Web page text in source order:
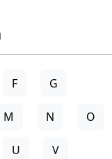
F G
M N O
U V